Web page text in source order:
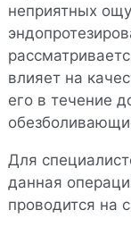
неприятных
влияет на
его в течение
Для
данная
проводится на